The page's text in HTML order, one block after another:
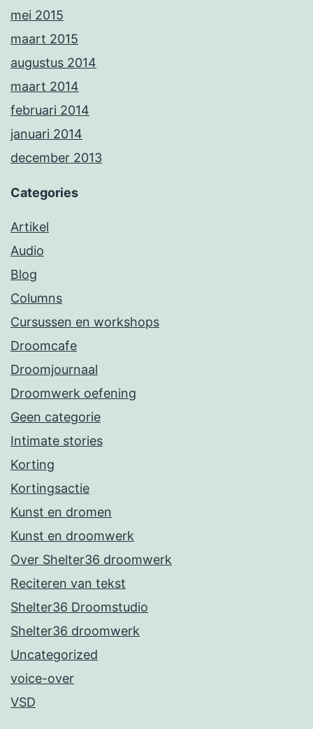
mei 2015
maart 2015
augustus 2014
maart 2014
februari 2014
januari 2014
december 2013
Categories
Artikel
Audio
Blog
Columns
Cursussen en workshops
Droomcafe
Droomjournaal
Droomwerk oefening
Geen categorie
Intimate stories
Korting
Kortingsactie
Kunst en dromen
Kunst en droomwerk
Over Shelter36 droomwerk
Reciteren van tekst
Shelter36 Droomstudio
Shelter36 droomwerk
Uncategorized
voice-over
VSD